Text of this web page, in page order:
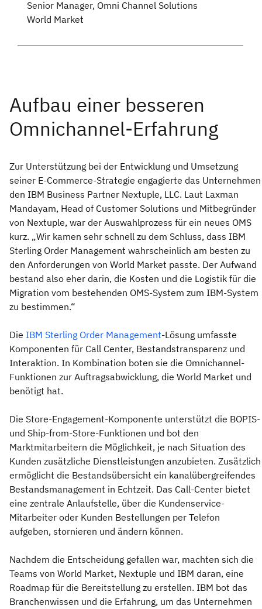
Senior Manager, Omni Channel Solutions
World Market
Zur Unterstützung bei der Entwicklung und Umsetzung
seiner E-Commerce-Strategie engagierte das Unternehmen
den IBM Business Partner Nextuple, LLC. Laut Laxman
Mandayam, Head of Customer Solutions und Mitbegründer
von Nextuple, war der Auswahlprozess für ein neues OMS
kurz. „Wir kamen sehr schnell zu dem Schluss, dass IBM
Sterling Order Management wahrscheinlich am besten zu
den Anforderungen von World Market passte. Der Aufwand
bestand also eher darin, die Kosten und die Logistik für die
Migration vom bestehenden OMS-System zum IBM-System
zu bestimmen.“
Die IBM Sterling Order Management-Lösung umfasste
Komponenten für Call Center, Bestandstransparenz und
Interaktion. In Kombination boten sie die Omnichannel-
Funktionen zur Auftragsabwicklung, die World Market und
benötigt hat.
Die Store-Engagement-Komponente unterstützt die BOPIS-
und Ship-from-Store-Funktionen und bot den
Marktmitarbeitern die Möglichkeit, je nach Situation des
Kunden zusätzliche Dienstleistungen anzubieten. Zusätzlich
ermöglicht die Bestandsübersicht ein kanalübergreifendes
Bestandsmanagement in Echtzeit. Das Call-Center bietet
eine zentrale Anlaufstelle, über die Kundenservice-
Mitarbeiter oder Kunden Bestellungen per Telefon
aufgeben, stornieren und ändern können.
Nachdem die Entscheidung gefallen war, machten sich die
Teams von World Market, Nextuple und IBM daran, eine
Roadmap für die Bereitstellung zu erstellen. IBM bot das
Branchenwissen und die Erfahrung, um das Unternehmen